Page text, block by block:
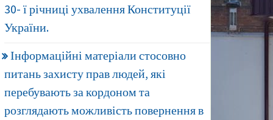
30- ї річниці ухвалення Конституції
України.
Інформаційні матеріали стосовно
питань захисту прав людей, які
перебувають за кордоном та
розглядають можливість повернення в